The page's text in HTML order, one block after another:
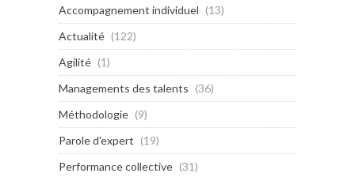
Accompagnement individuel (13)
Actualité (122)
Agilité (1)
Managements des talents (36)
Méthodologie (9)
Parole d'expert (19)
Performance collective (31)